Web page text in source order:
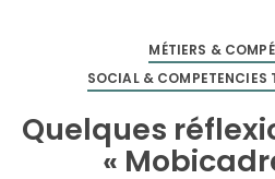
MÉTIERS &
SOCIAL & COMPETENCIES
Quelques
«